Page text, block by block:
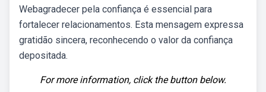
Webagradecer pela confiança é essencial para
fortalecer relacionamentos. Esta mensagem expressa
gratidão sincera, reconhecendo o valor da confiança
depositada.
For more information, click the button below.